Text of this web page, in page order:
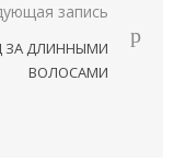
запись
ЗА ДЛИННЫМИ
ВОЛОСАМИ